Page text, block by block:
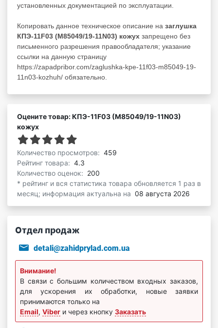
установленных документацией по эксплуатации.
Копировать данное техническое описание на заглушка
КПЭ-11F03 (M85049/19-11N03) кожух запрещено без
письменного разрешения правообладателя; указание
ссылки на данную страницу
https://zapadpribor.com/zaglushka-kpe-11f03-m85049-19-
11n03-kozhuh/ обязательно.
Оцените товар: КПЭ-11F03 (M85049/19-11N03)
кожух
Количество просмотров: 459
Рейтинг товара: 4.3
Количество оценок: 200
* рейтинг и вся статистика товара обновляется 1 раз в
месяц; информация актуальна на 08 августа 2026
Отдел продаж
detali@zahidprylad.com.ua
Внимание!
В связи с большим количеством входных заказов,
для ускорения их обработки, новые заявки
принимаются только на
Email, Viber и через кнопку Заказать